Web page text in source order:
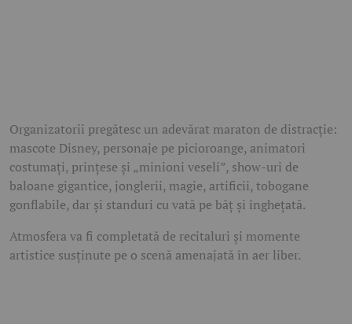
Organizatorii pregătesc un adevărat maraton de distracție:
mascote Disney, personaje pe picioroange, animatori
costumați, prințese și „minioni veseli”, show-uri de
baloane gigantice, jonglerii, magie, artificii, tobogane
gonflabile, dar și standuri cu vată pe băț și înghețată.
Atmosfera va fi completată de recitaluri și momente
artistice susținute pe o scenă amenajată în aer liber.